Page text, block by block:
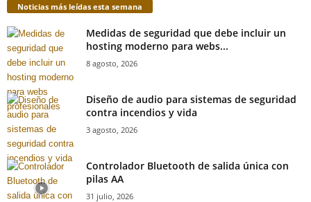
Noticias más leídas esta semana
Medidas de seguridad que debe incluir un
hosting moderno para webs...
8 agosto, 2026
Diseño de audio para sistemas de seguridad
contra incendios y vida
3 agosto, 2026
Controlador Bluetooth de salida única con
pilas AA
31 julio, 2026